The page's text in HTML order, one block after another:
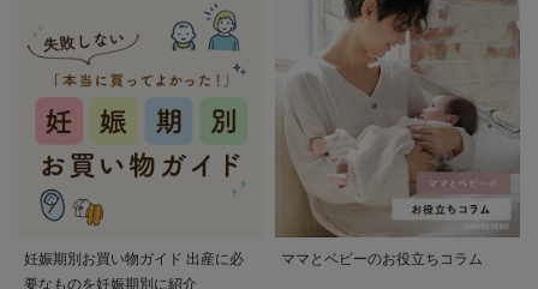
妊娠期別お買い物ガイド 出産に必
要なものを妊娠期別に紹介
ママとベビーのお役立ちコラム